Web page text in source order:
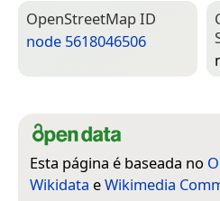
Open­Street­Map ID
node 5618046506
Esta página é baseada no
Wikidata eWikimedia